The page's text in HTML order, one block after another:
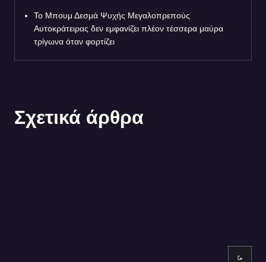
Το Μπουμ Δεσμά Ψυχής Μεγαλοπρεπούς
Αυτοκράτειρας δεν εμφανίζει πλέον τέσσερα μαύρα
τρίγωνα όταν φορτίζει
Σχετικά άρθρα